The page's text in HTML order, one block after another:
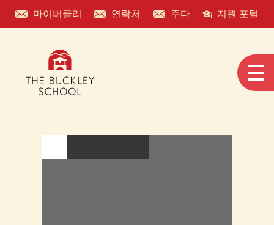
마이버클리 연락처 주다 지원 포털